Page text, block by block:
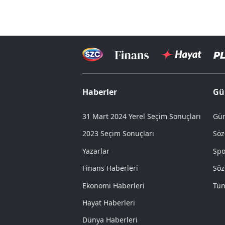
Haberler
31 Mart 2024 Yerel Seçim Sonuçları
2023 Seçim Sonuçları
Yazarlar
Finans Haberleri
Ekonomi Haberleri
Hayat Haberleri
Dünya Haberleri